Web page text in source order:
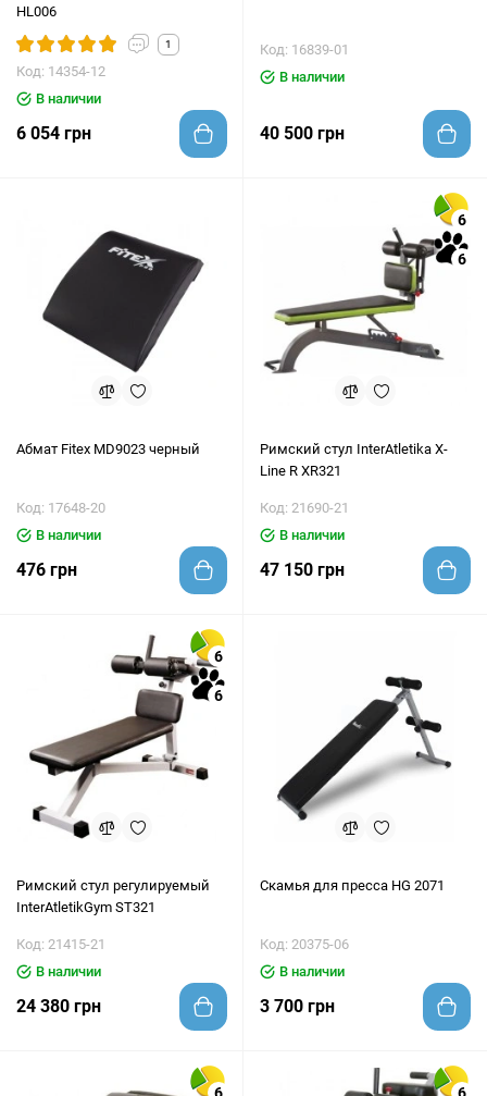
HL006
1
Код: 14354-12
В наличии
6 054 грн
Код: 16839-01
В наличии
40 500 грн
Абмат Fitex MD9023 черный
Код: 17648-20
В наличии
476 грн
6
6
Римский стул InterAtletika X-
Line R XR321
Код: 21690-21
В наличии
47 150 грн
6
6
Римский стул регулируемый
InterAtletikGym ST321
Код: 21415-21
В наличии
24 380 грн
Скамья для пресса HG 2071
Код: 20375-06
В наличии
3 700 грн